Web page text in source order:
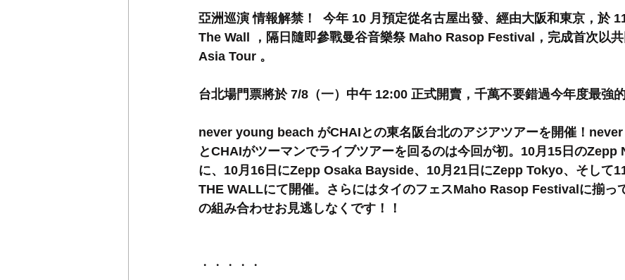
亞洲巡演 情報解禁！ ﻿ 今年 10 月預定從名古屋出發、經由大阪和東京，於
The Wall ，隔日隨即參戰曼谷音樂祭 Maho Rasop Festival，完成首次以
Asia Tour 。
台北場門票將於 7/8（一）中午 12:00 正式開賣，千萬不要錯過今年度最強
never young beach がCHAIとの東名阪台北のアジアツアーを開催！
とCHAIがツーマンでライブツアーを回るのは今回が初。10⽉15⽇のZepp
に、10⽉16⽇にZepp Osaka Bayside、10⽉21⽇にZepp Tokyo、そして
THE WALLにて開催。さらにはタイのフェスMaho Rasop Festivalに揃っ
の組み合わせお見逃しなくです！！
・・・・・